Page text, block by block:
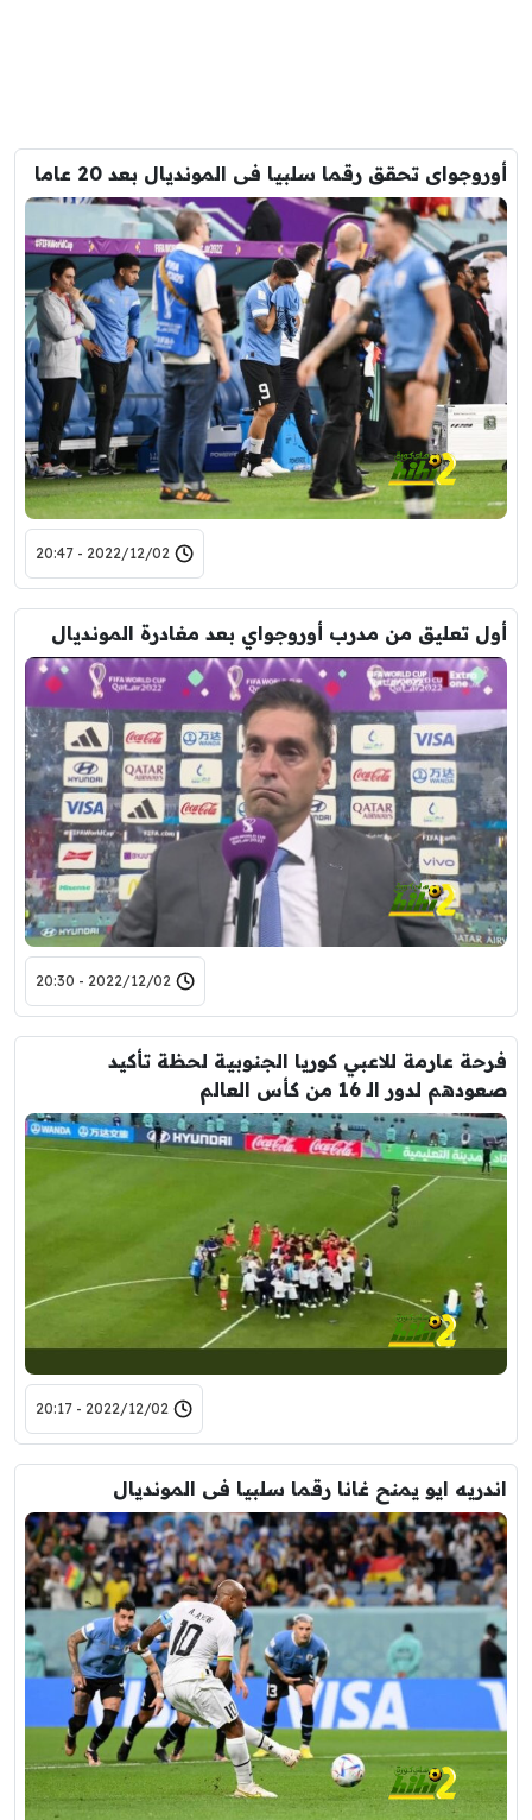
أوروجواى تحقق رقما سلبيا فى المونديال بعد 20 عاما
2022/12/02 - 20:47
أول تعليق من مدرب أوروجواي بعد مغادرة المونديال
2022/12/02 - 20:30
فرحة عارمة للاعبي كوريا الجنوبية لحظة تأكيد
صعودهم لدور الـ 16 من كأس العالم
2022/12/02 - 20:17
اندريه ايو يمنح غانا رقما سلبيا فى المونديال